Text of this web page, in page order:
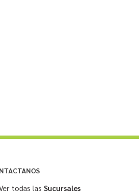
todas las Sucursales